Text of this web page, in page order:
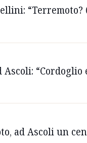
Ascoli:
ad Ascoli un